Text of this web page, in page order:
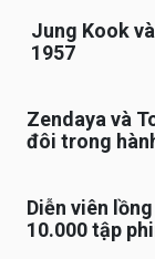
Jung Kook
1957
Zendaya và
đôi trong
Diễn viên
10.000 tập